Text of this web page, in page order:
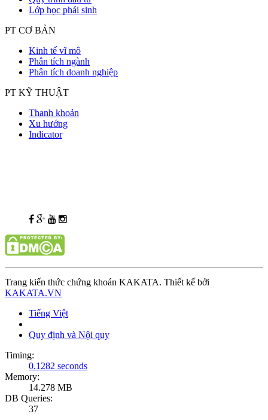
Lớp học phái sinh
PT CƠ BẢN
Kinh tế vĩ mô
Phân tích ngành
Phân tích doanh nghiệp
PT KỸ THUẬT
Thanh khoản
Xu hướng
Indicator
Trang kiến thức chứng khoán KAKATA. Thiết kế bởi
KAKATA.VN
Tiếng Việt
Quy định và Nội quy
Timing:
0.1282 seconds
Memory:
14.278 MB
DB Queries:
37